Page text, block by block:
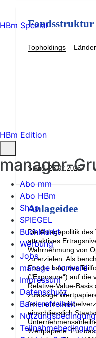
Fondsstruktur
Topholdings Länder
Stand: 28.02.2026
Anlageidee
Die Anlagepolitik des
attraktives
Wahrnehmung von
zu erzielen. Als
Fonds, baut der
("Exposure“) auf die
Relative-Value-
zulässige
fest- und
einschliesslich
Wertpapiere. Für
HBm Spezial
HBm Edition
manager-
Abo mm
Abo HBm
Shop
SPIEGEL
BuchMarkt
Werbung
Jobs
manage › forward
Impressum
Datenschutz
Barrierefreiheit